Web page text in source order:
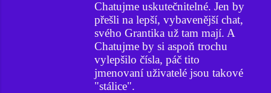
Chatujme uskutečnitelné. Jen by
přešli na lepší, vybavenější chat,
svého Grantika už tam mají. A
Chatujme by si aspoň trochu
vylepšilo čísla, páč tito
jmenovaní uživatelé jsou takové
"stálice".